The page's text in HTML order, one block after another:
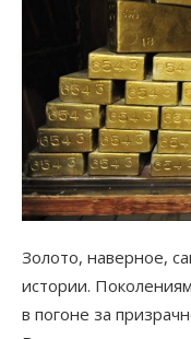
Золото, наверное,
истории.
в погоне за